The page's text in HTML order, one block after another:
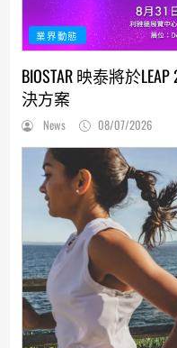
業界動態
BIOSTAR 映泰將於
決方案
News 08/07/2026